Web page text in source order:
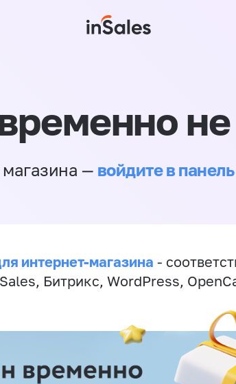
не
— войдите в
интернет-магазина -
Битрикс, WordPress,